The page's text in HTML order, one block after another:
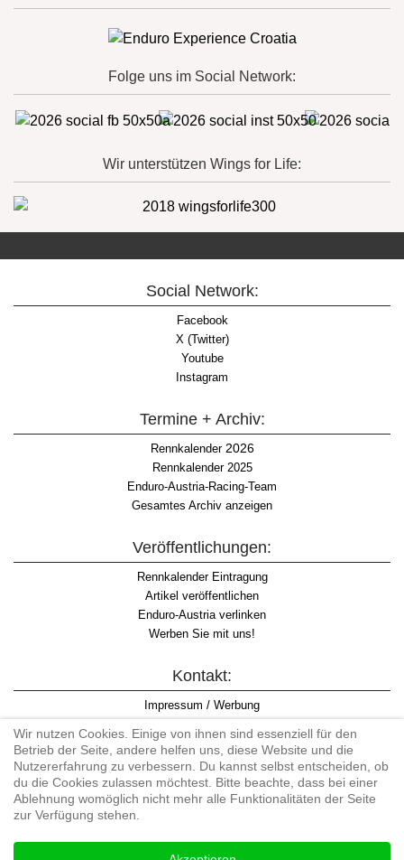
Folge uns im Social Network:
Wir unterstützen Wings for Life:
Social Network:
Facebook
X (Twitter)
Youtube
Instagram
Termine + Archiv:
Rennkalender2026
Rennkalender 2025
Enduro-Austria-Racing-Team
Gesamtes Archiv anzeigen
Veröffentlichungen:
Rennkalender Eintragung
Artikel veröffentlichen
Enduro-Austria verlinken
Werben Sie mit uns!
Kontakt:
Impressum / Werbung
Informationspflicht WKO
AGB
Wir nutzen Cookies. Einige von ihnen sind essenziell für den
Betrieb der Seite, andere helfen uns, diese Website und die
Nutzererfahrung zu verbessern. Du kannst selbst entscheiden, ob
du die Cookies zulassen möchtest. Bitte beachte, dass bei einer
Ablehnung womöglich nicht mehr alle Funktionalitäten der Seite
zur Verfügung stehen.